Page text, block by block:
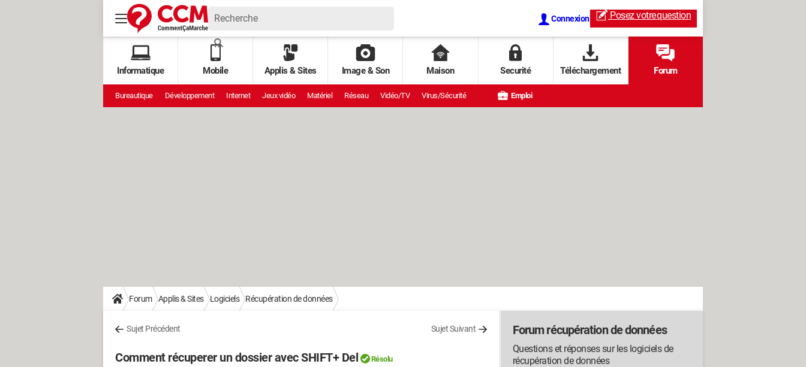
Connexion Posez votrequestion
Informatique Mobile Applis & Sites Image & Son Maison Securité Téléchargement Forum
Bureautique Développement Internet Jeux vidéo Matériel Réseau Vidéo/TV Virus/Sécurité Emploi
Forum Applis & Sites Logiciels Récupération de données
Sujet Précédent Sujet Suivant
Comment récuperer un dossier avec SHIFT+ Del Résolu
Forum récupération de données
Questions et réponses sur les logiciels de
récupération de données